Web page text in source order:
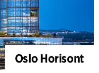
Oslo Horisont